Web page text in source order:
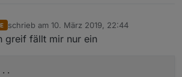
schrieb am 10. März 2019, 22:44
zuletzt editiert von
greif fällt mir nur ein